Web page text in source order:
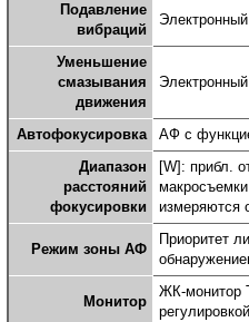
Подавление
вибраций
Уменьшение
смазывания
движения
Автофокусировка
АФ с
Диапазон
расстояний
фокусировки
[W]: прибл.
измеряются
Режим зоны АФ
Приоритет
Монитор
ЖК-монитор